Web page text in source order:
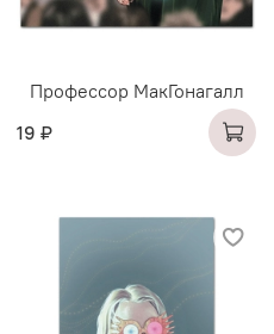
Профессор МакГонагалл
19 ₽